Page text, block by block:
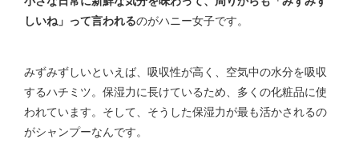
しいね」って言われるのがハニー女子です。
みずみずしいといえば、吸収性が高く、空気中の水分を吸収
するハチミツ。保湿力に長けているため、多くの化粧品に使
われています。そして、そうした保湿力が最も活かされるの
がシャンプーなんです。